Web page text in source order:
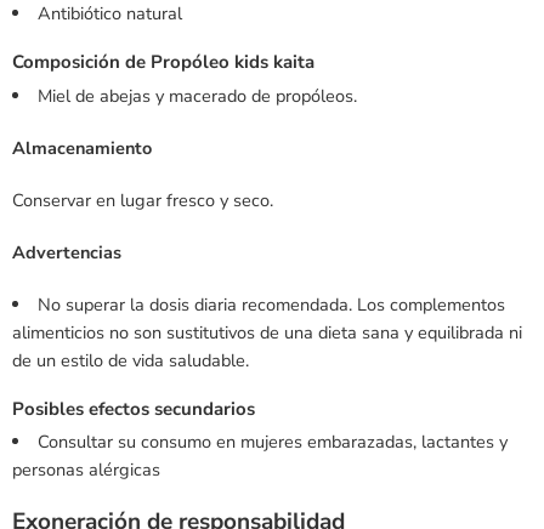
Antibiótico natural
Composición de Propóleo kids kaita
Miel de abejas y macerado de propóleos.
Almacenamiento
Conservar en lugar fresco y seco.
Advertencias
No superar la dosis diaria recomendada. Los complementos
alimenticios no son sustitutivos de una dieta sana y equilibrada ni
de un estilo de vida saludable.
Posibles efectos secundarios
Consultar su consumo en mujeres embarazadas, lactantes y
personas alérgicas
Exoneración de responsabilidad